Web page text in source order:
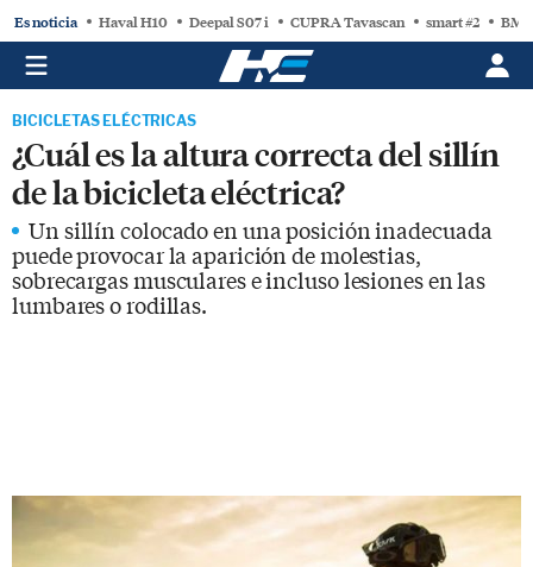
Es noticia Haval H10 Deepal S07 i CUPRA Tavascan smart #2
BICICLETAS ELÉCTRICAS
¿Cuál es la altura correcta del sillín
de la bicicleta eléctrica?
Un sillín colocado en una posición inadecuada
puede provocar la aparición de molestias,
sobrecargas musculares e incluso lesiones en las
lumbares o rodillas.